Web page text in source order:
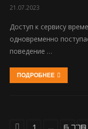
21.07.2023
Доступ к сервису
одновременно
поведение …
ПОДРОБНЕЕ
1 … 6 778
6